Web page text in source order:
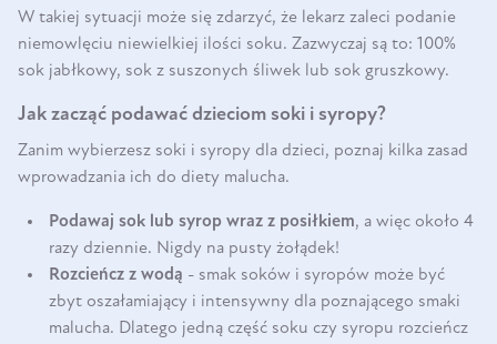
W takiej sytuacji może się zdarzyć, że lekarz zaleci podanie
niemowlęciu niewielkiej ilości soku. Zazwyczaj są to: 100%
sok jabłkowy, sok z suszonych śliwek lub sok gruszkowy.
Jak zacząć podawać dzieciom soki i syropy?
Zanim wybierzesz soki i syropy dla dzieci, poznaj kilka zasad
wprowadzania ich do diety malucha.
Podawaj sok lub syrop wraz z posiłkiem, a więc około 4
razy dziennie. Nigdy na pusty żołądek!
Rozcieńcz z wodą - smak soków i syropów może być
zbyt oszałamiający i intensywny dla poznającego smaki
malucha. Dlatego jedną część soku czy syropu rozcieńcz